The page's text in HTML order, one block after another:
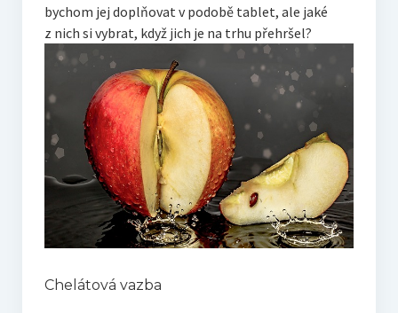
bychom jej doplňovat v podobě tablet, ale jaké
z nich si vybrat, když jich je na trhu přehršel?
Chelátová vazba